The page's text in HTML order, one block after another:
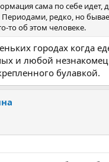
сама по себе идет,
редко, но
то об этом человеке.
городах когда
и любой незнакомец
булавкой.